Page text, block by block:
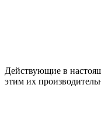
Действующие в
этим их